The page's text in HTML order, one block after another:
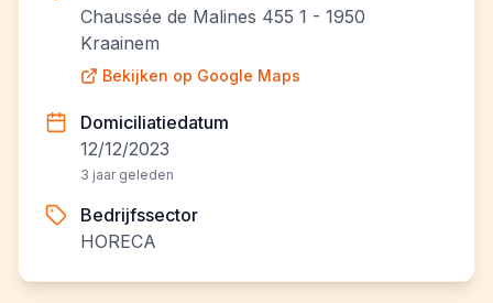
Chaussée de Malines 455 1 - 1950
Kraainem
Bekijken op Google Maps
Domiciliatiedatum
12/12/2023
3 jaar geleden
Bedrijfssector
HORECA